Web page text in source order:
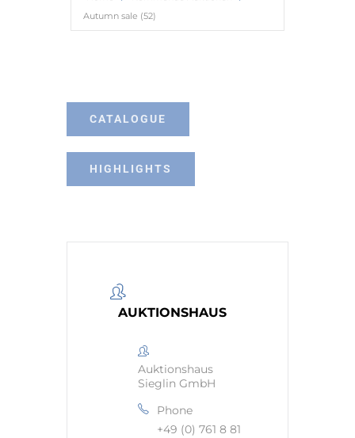
Autumn sale (52)
CATALOGUE
HIGHLIGHTS
AUKTIONSHAUS
Auktionshaus
Sieglin GmbH
Phone
+49 (0) 761 8 81